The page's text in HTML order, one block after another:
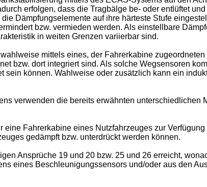
erfolgen, dass die Tragbälge be- oder entlüftet
Dämpfungselemente auf ihre härteste Stufe
bzw. vermieden werden. Als einstellbare
in weiten Grenzen variierbar sind.
mittels eines, der Fahrerkabine
bzw. dort integriert sind. Als solche Wegsensoren
können. Wahlweise oder zusätzlich kann ein
verwenden die bereits erwähnten unterschiedlichen
Fahrerkabine eines Nutzfahrzeuges zur
gedämpft bzw. unterdrückt werden können.
Ansprüche 19 und 20 bzw. 25 und 26 erreicht,
eines Beschleunigungssensors und/oder aus den